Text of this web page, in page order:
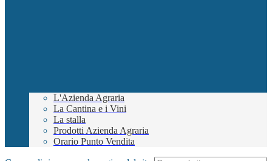
L'Azienda Agraria
La Cantina e i Vini
La stalla
Prodotti Azienda Agraria
Orario Punto Vendita